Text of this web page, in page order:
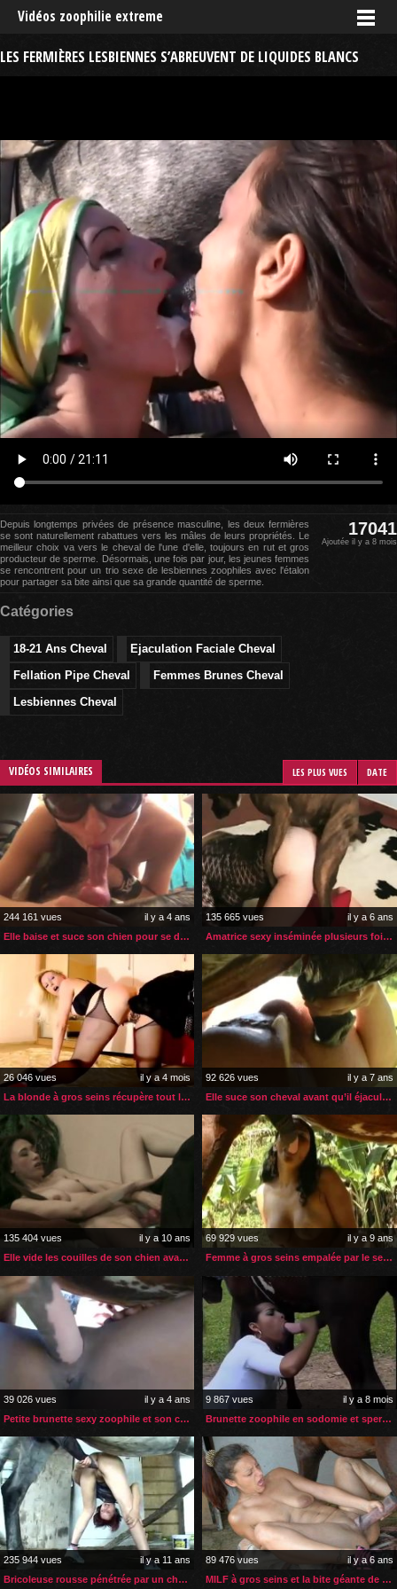
Vidéos zoophilie extreme
LES FERMIÈRES LESBIENNES S’ABREUVENT DE LIQUIDES BLANCS
Depuis longtemps privées de présence masculine, les deux fermières
se sont naturellement rabattues vers les mâles de leurs propriétés. Le
meilleur choix va vers le cheval de l'une d'elle, toujours en rut et gros
producteur de sperme. Désormais, une fois par jour, les jeunes femmes
se rencontrent pour un trio sexe de lesbiennes zoophiles avec l'étalon
pour partager sa bite ainsi que sa grande quantité de sperme.
17041
Ajoutée il y a 8 mois
Catégories
18-21 Ans Cheval
Ejaculation Faciale Cheval
Fellation Pipe Cheval
Femmes Brunes Cheval
Lesbiennes Cheval
VIDÉOS SIMILAIRES LES PLUS VUES DATE
244 161 vues
il y a 4 ans
Elle baise et suce son chien pour se délecter de son sperme
135 665 vues
il y a 6 ans
Amatrice sexy inséminée plusieurs fois par son chien
26 046 vues
il y a 4 mois
La blonde à gros seins récupère tout le sperme de son chien
92 626 vues
il y a 7 ans
Elle suce son cheval avant qu’il éjacule dans son cul
135 404 vues
il y a 10 ans
Elle vide les couilles de son chien avant la baise
69 929 vues
il y a 9 ans
Femme à gros seins empalée par le sexe de son cheval
39 026 vues
il y a 4 ans
Petite brunette sexy zoophile et son cheval
9 867 vues
il y a 8 mois
Brunette zoophile en sodomie et sperme de cheval
235 944 vues
il y a 11 ans
Bricoleuse rousse pénétrée par un cheval
89 476 vues
il y a 6 ans
MILF à gros seins et la bite géante de son cheval